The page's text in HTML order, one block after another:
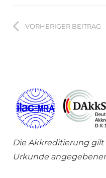
VORHERIGER BEITRAG
Die Akkreditierung
Urkunde